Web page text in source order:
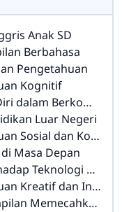
Anak SD
Berbahasa
Pengetahuan
Kognitif
Berkomunikasi
Luar Negeri
dan Kolaborasi
Masa Depan
dan Media Digital
dan Inovatif
Masalah